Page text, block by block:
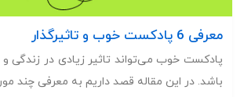
معرفی 6 پادکست خوب و تاثیرگذار
پادکست خوب می‌تواند تاثیر زیادی در زندگی
باشد. در این مقاله قصد داریم به معرفی چند